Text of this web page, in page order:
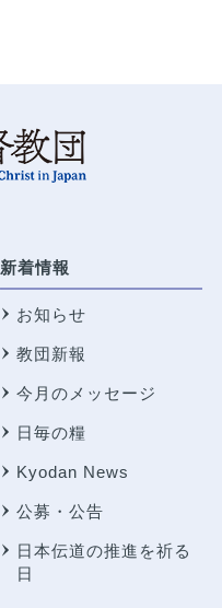
新着情報
お知らせ
教団新報
今月のメッセージ
日毎の糧
Kyodan News
公募・公告
日本伝道の推進を祈る
日